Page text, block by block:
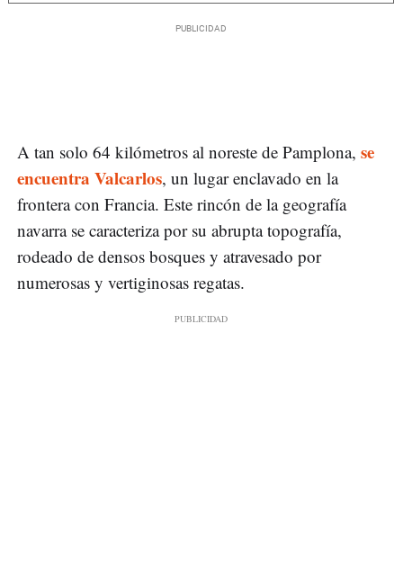
A tan solo 64 kilómetros al noreste de Pamplona, se
encuentra Valcarlos, un lugar enclavado en la
frontera con Francia. Este rincón de la geografía
navarra se caracteriza por su abrupta topografía,
rodeado de densos bosques y atravesado por
numerosas y vertiginosas regatas.